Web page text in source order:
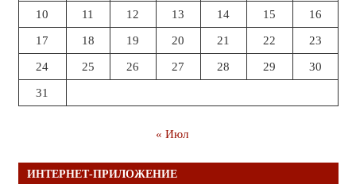
10 11 12 13 14 15 16
17 18 19 20 21 22 23
24 25 26 27 28 29 30
31
« Июл
ИНТЕРНЕТ-ПРИЛОЖЕНИЕ